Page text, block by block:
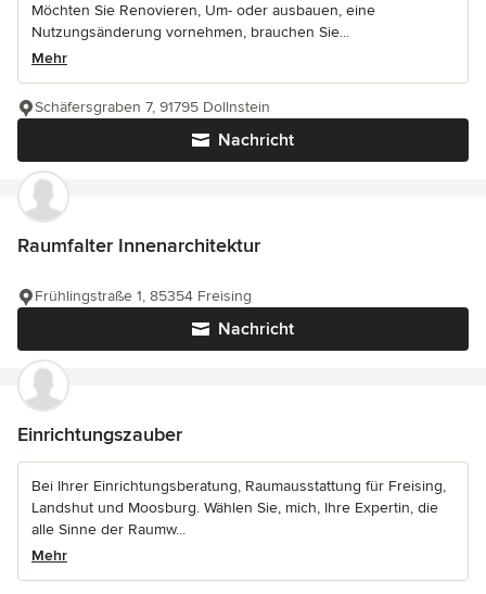
Möchten Sie Renovieren, Um- oder ausbauen, eine
Nutzungsänderung vornehmen, brauchen Sie...
Mehr
Nachricht
Schäfersgraben 7, 91795 Dollnstein
Raumfalter Innenarchitektur
Nachricht
Frühlingstraße 1, 85354 Freising
Einrichtungszauber
Bei Ihrer Einrichtungsberatung, Raumausstattung für Freising,
Landshut und Moosburg. Wählen Sie, mich, Ihre Expertin, die
alle Sinne der Raumw...
Mehr